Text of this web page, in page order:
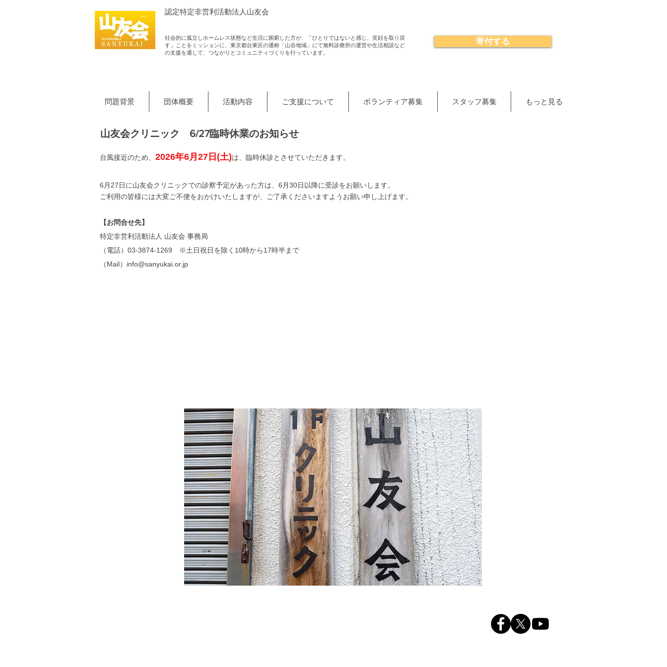
認定​特定非営利活動法人山友会
社会的に孤立しホームレス状態など生活に困窮した方が、「ひとりではないと感じ、笑顔を取り戻
す」ことをミッションに、東京都台東区の通称「山谷地域」にて無料診療所の運営や生活相談など
の支援を通して、つながりとコミュニティづくりを行っています。
寄付する
問題背景 団体概要 活動内容 ご支援について ボランティア募集 スタッフ募集 もっと見る
山友会クリニック 6/27臨時休業のお知らせ
台風接近のため、 2026年6月27日(土)は、臨時休診とさせていただきます。
​6 月27日に山友会クリニックでの診察予定があった方は、6月30日以降に受診をお願いします。
ご利用の皆様には大変ご不便をおかけいたしますが、ご了承くださいますようお願い申し上げます。
【お問合せ先】
特定非営利活動法人 山友会 事務局
（電話）03-3874-1269 ※土日祝日を除く10時から17時半まで
（Mail）info@sanyukai.or.jp